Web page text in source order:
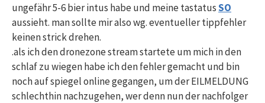
ungefähr 5-6 bier intus habe und meine tastatusSO
aussieht. man sollte mir also wg. eventueller tippfehler
keinen strick drehen.
.als ich den dronezone stream startete um mich in den
schlaf zu wiegen habe ich den fehler gemacht und bin
noch auf spiegel online gegangen, um der EILMELDUNG
schlechthin nachzugehen, wer denn nun der nachfolger